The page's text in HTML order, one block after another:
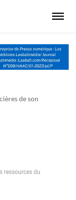
de son
ressources du